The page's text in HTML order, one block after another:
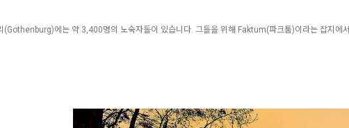
(Gothenburg)에는 약 3,400명의 노숙자들이 있습니다. 그들을 위해 Faktum(파크툼)이라는 잡지에서